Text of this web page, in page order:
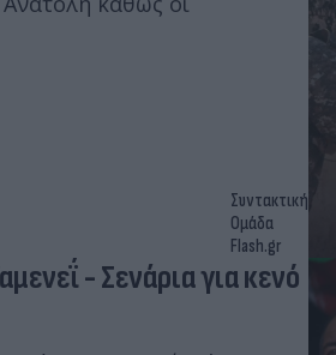
Συντακτική
Ομάδα
Flash.gr
- Σενάρια για κενό